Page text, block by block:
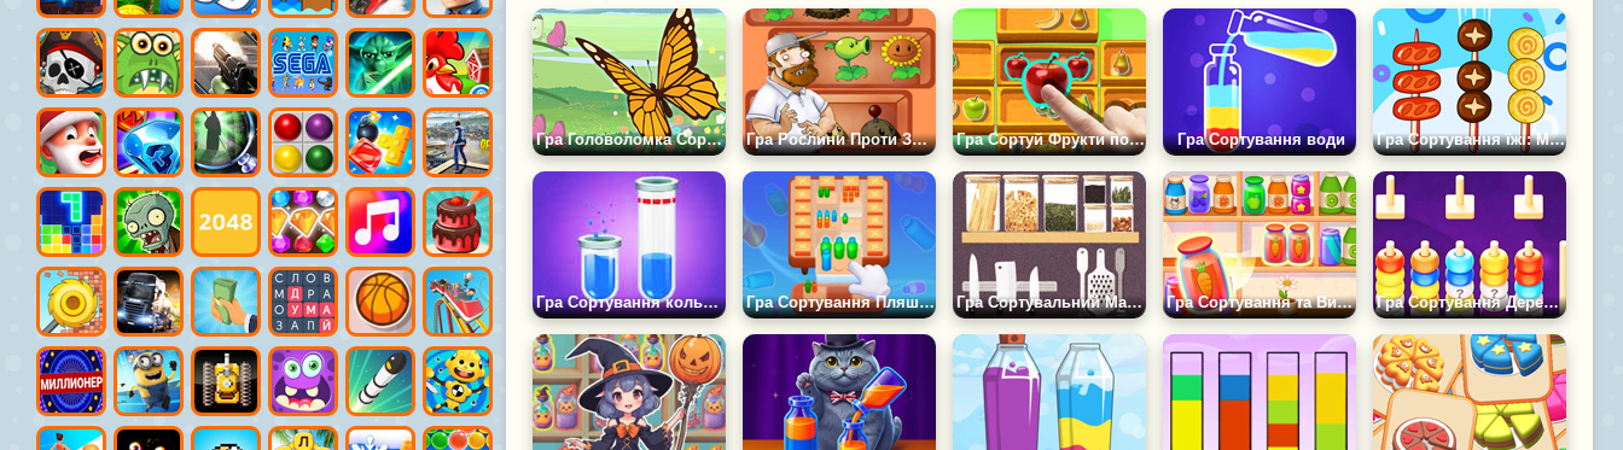
Гра Головоломка Сортування Метеликів Гра Рослини Проти Зомбі: По Поличках Гра Сортуй Фрукти по ящиках у Саду Гра Сортування води Гра Сортування їжі: Мердж Головоломка
Гра Сортування кольорової води Гра Сортування Пляшечок Гра Сортувальний Матч: Головоломка Гра Сортування та Видалення Товарів: Матч 3 Гра Сортування Дерев'яних Намистин